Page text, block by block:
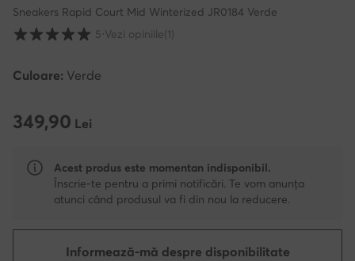
Sneakers Rapid Court Mid Winterized JR0184 Verde
Evaluarea clienților pe o scară de la 1 la 5
5⋅Vezi opiniile(1)
Culoare: Verde
349,90 Lei
349,90 Lei
Acest produs este momentan indisponibil.
Înscrie-te pentru a primi notificări. Te vom anunța
atunci când produsul va fi din nou la reducere.
Informează-mă despre disponibilitate